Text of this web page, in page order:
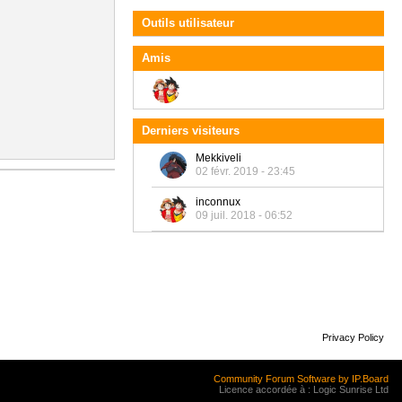
Outils utilisateur
Amis
Derniers visiteurs
Mekkiveli
02 févr. 2019 - 23:45
inconnux
09 juil. 2018 - 06:52
Privacy Policy
Community Forum Software by IP.Board
Licence accordée à : Logic Sunrise Ltd